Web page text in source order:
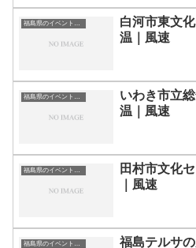
福島県のイベント会場一覧
白河市東文
温｜風速
福島県のイベント会場一覧
いわき市立
温｜風速
福島県のイベント会場一覧
田村市文化
｜風速
福島県のイベント会場一覧 福島テルサ